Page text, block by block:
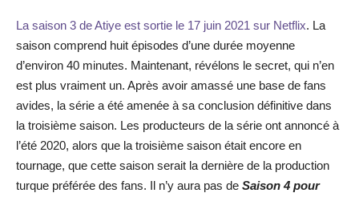
La saison 3 de Atiye est sortie le 17 juin 2021 sur Netflix. La
saison comprend huit épisodes d’une durée moyenne
d’environ 40 minutes. Maintenant, révélons le secret, qui n’en
est plus vraiment un. Après avoir amassé une base de fans
avides, la série a été amenée à sa conclusion définitive dans
la troisième saison. Les producteurs de la série ont annoncé à
l’été 2020, alors que la troisième saison était encore en
tournage, que cette saison serait la dernière de la production
turque préférée des fans. Il n’y aura pas de Saison 4 pour